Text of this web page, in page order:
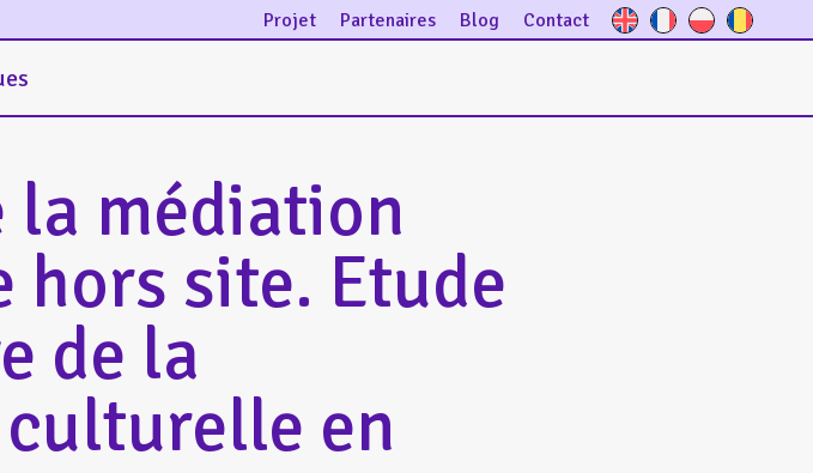
Projet Partenaires Blog Contact
la médiation
hors site. Etude
de la
en